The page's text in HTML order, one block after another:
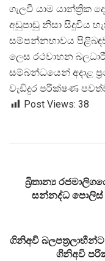
ගැලවී යාම යාන්ත්රික
අඩුපාඩු නිසා සිදුවිය
සම්පන්නභාවය
ලෙස රථවාහන
සම්බන්ධයෙන් අදාළ ප්
වැඩිදුර පරීක්ෂණ
Post Views: 38
බ්‍රිතාන්‍ය
සන්නද්ධ පොලිස්
ගිනිඅවි
ගිනිඅවි